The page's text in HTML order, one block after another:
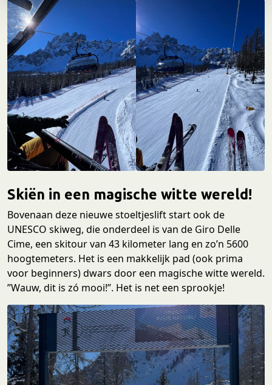
e
Skiën in een magische witte wereld!
Bovenaan deze nieuwe stoeltjeslift start ook de
UNESCO skiweg, die onderdeel is van de Giro Delle
Cime, een skitour van 43 kilometer lang en zo’n 5600
hoogtemeters. Het is een makkelijk pad (ook prima
voor beginners) dwars door een magische witte wereld.
”Wauw, dit is zó mooi!”. Het is net een sprookje!